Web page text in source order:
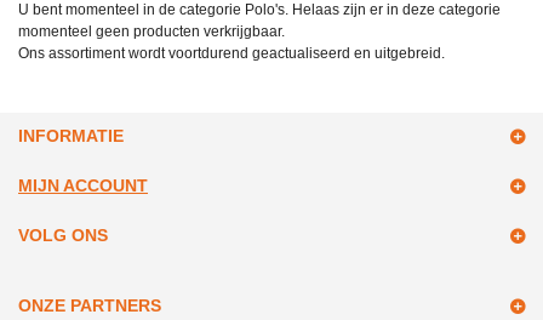
U bent momenteel in de categorie Polo's. Helaas zijn er in deze categorie
momenteel geen producten verkrijgbaar.
Ons assortiment wordt voortdurend geactualiseerd en uitgebreid.
INFORMATIE
MIJN ACCOUNT
VOLG ONS
ONZE PARTNERS